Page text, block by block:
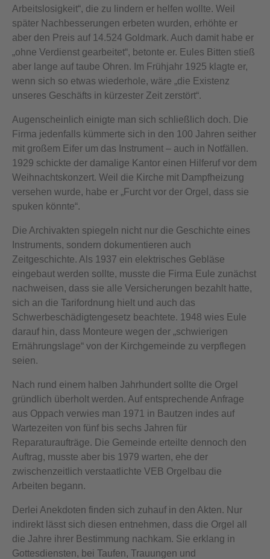
Arbeitslosigkeit“, die zu lindern er helfen wollte. Weil
später Nachbesserungen erbeten wurden, erhöhte er
aber den Preis auf 14.524 Goldmark. Auch damit habe er
„ohne Verdienst gearbeitet“, betonte er. Eules Bitten stieß
aber lange auf taube Ohren. Im Frühjahr 1925 klagte er,
wenn sich so etwas wiederhole, wäre „die Existenz
unseres Geschäfts in kürzester Zeit zerstört“.
Augenscheinlich einigte man sich schließlich doch. Die
Firma jedenfalls kümmerte sich in den 100 Jahren seither
mit großem Eifer um das Instrument – auch in Notfällen.
1929 schickte der damalige Kantor einen Hilferuf vor dem
Weihnachtskonzert. Weil die Kirche mit Dampfheizung
versehen wurde, habe er „Furcht vor der Orgel, dass sie
spuken könnte“.
Die Archivakten spiegeln nicht nur die Geschichte eines
Instruments, sondern dokumentieren auch
Zeitgeschichte. Als 1937 ein elektrisches Gebläse
eingebaut werden sollte, musste die Firma Eule zunächst
nachweisen, dass sie alle Versicherungen bezahlt hatte,
sich an die Tarifordnung hielt und auch das
Schwerbeschädigtengesetz beachtete. 1948 wies Eule
darauf hin, dass Monteure wegen der „schwierigen
Ernährungslage“ von der Kirchgemeinde zu verpflegen
seien.
Nach rund einem halben Jahrhundert sollte die Orgel
gründlich überholt werden. Auf entsprechende Anfrage
aus Oppach verwies man 1971 in Bautzen indes auf
Wartezeiten von fünf bis sechs Jahren für
Reparaturaufträge. Die Gemeinde erteilte dennoch den
Auftrag, musste aber bis 1979 warten, ehe der
zwischenzeitlich verstaatlichte VEB Orgelbau die
Arbeiten begann.
Derlei Anekdoten finden sich zuhauf in den Akten. Nur
indirekt lässt sich diesen entnehmen, dass die Orgel all
die Jahre ihrer Bestimmung nachkam. Sie erklang in
Gottesdiensten, bei Taufen, Trauungen und